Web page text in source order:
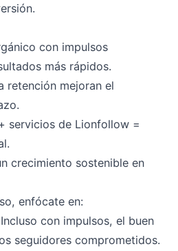
con impulsos
más rápidos.
retención mejoran el
servicios de Lionfollow =
crecimiento sostenible en
enfócate en:
Incluso con impulsos, el buen
seguidores comprometidos.